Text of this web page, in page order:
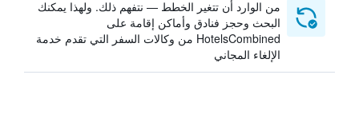
من الوارد أن تتغير الخطط — نتفهم ذلك. ولهذا يمكنك
البحث وحجز فنادق وأماكن إقامة على
HotelsCombined من وكالات السفر التي تقدم خدمة
الإلغاء المجاني